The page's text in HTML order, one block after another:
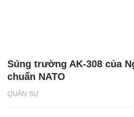
QUÂN SỰ
Súng trường AK-308 của
chuẩn NATO